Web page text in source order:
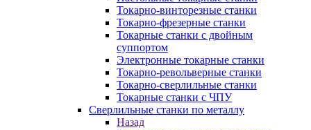
Токарно-винторезные станки
Токарно-фрезерные станки
Токарные станки с двойным
суппортом
Электронные токарные станки
Токарно-револьверные станки
Токарно-сверлильные станки
Токарные станки с ЧПУ
Сверлильные станки по металлу
Назад